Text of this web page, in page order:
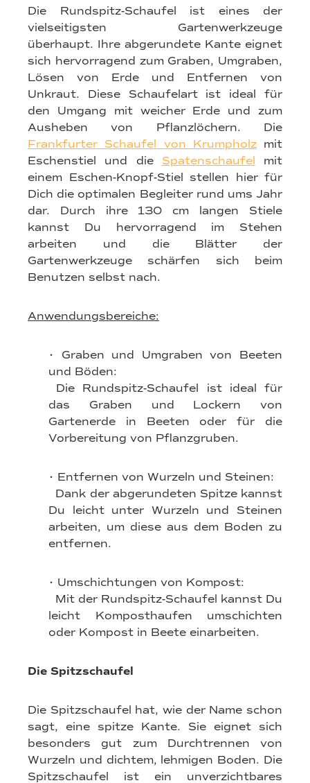
Die Rundspitz-Schaufel ist eines der
vielseitigsten Gartenwerkzeuge
überhaupt. Ihre abgerundete Kante eignet
sich hervorragend zum Graben, Umgraben,
Lösen von Erde und Entfernen von
Unkraut. Diese Schaufelart ist ideal für
den Umgang mit weicher Erde und zum
Ausheben von Pflanzlöchern. Die
Frankfurter Schaufel von Krumpholzmit
Eschenstiel und die Spatenschaufel mit
einem Eschen-Knopf-Stiel stellen hier für
Dich die optimalen Begleiter rund ums Jahr
dar. Durch ihre 130 cm langen Stiele
kannst Du hervorragend im Stehen
arbeiten und die Blätter der
Gartenwerkzeuge schärfen sich beim
Benutzen selbst nach.
Anwendungsbereiche:
• Graben und Umgraben von Beeten
und Böden:
Die Rundspitz-Schaufel ist ideal für
das Graben und Lockern von
Gartenerde in Beeten oder für die
Vorbereitung von Pflanzgruben.
• Entfernen von Wurzeln und Steinen:
Dank der abgerundeten Spitze kannst
Du leicht unter Wurzeln und Steinen
arbeiten, um diese aus dem Boden zu
entfernen.
• Umschichtungen von Kompost:
Mit der Rundspitz-Schaufel kannst Du
leicht Komposthaufen umschichten
oder Kompost in Beete einarbeiten.
Die Spitzschaufel
Die Spitzschaufel hat, wie der Name schon
sagt, eine spitze Kante. Sie eignet sich
besonders gut zum Durchtrennen von
Wurzeln und dichtem, lehmigen Boden. Die
Spitzschaufel ist ein unverzichtbares